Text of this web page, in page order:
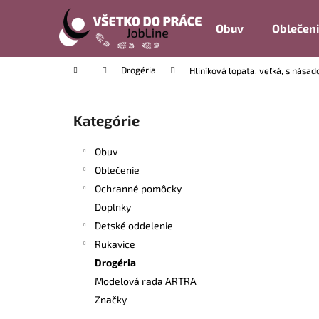
Obuv
Domov Drogéria Hliníková lopata, veľká, s
Preskočiť
kategórie
Kategórie
Obuv
Oblečenie
Ochranné pomôcky
Doplnky
Detské oddelenie
Rukavice
Drogéria
Modelová rada ARTRA
Značky
í
Späť
do
Späť
do